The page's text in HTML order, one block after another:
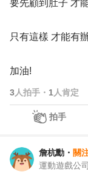
要先顧到肚子 才
只有這樣 才能有
加油!
3人拍手 ・ 1 人肯定
拍手
詹杭勳 ・ 關
運動遊戲公